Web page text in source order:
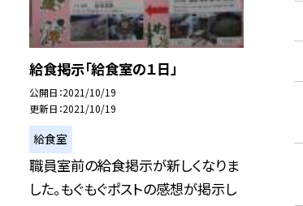
給食掲示「給食室の１日」
公開日 2021/10/19
更新日 2021/10/19
給食室
職員室前の給食掲示が新しくなりま
した。もぐもぐポストの感想が掲示し